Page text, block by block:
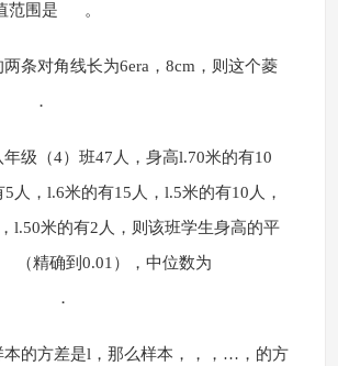
范围是 。
条对角线长为6era，8cm，则这个菱
．
级（4）班47人，身高l.70米的有10
人，l.6米的有15人，l.5米的有10人，
l.50米的有2人，则该班学生身高的平
确到0.01），中位数为
．
本的方差是l，那么样本，，，…，的方